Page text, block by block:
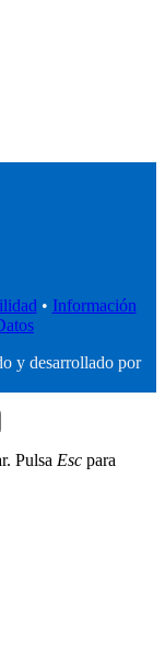
• Información
y desarrollado por
Pulsa Esc para